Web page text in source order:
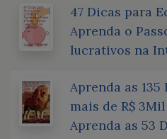
47 Dicas para
Aprenda o
lucrativos na
Aprenda as
mais de R$
Aprenda as 53